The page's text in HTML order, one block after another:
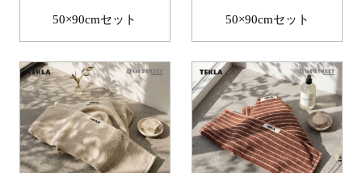
50×90cmセット 50×90cmセット